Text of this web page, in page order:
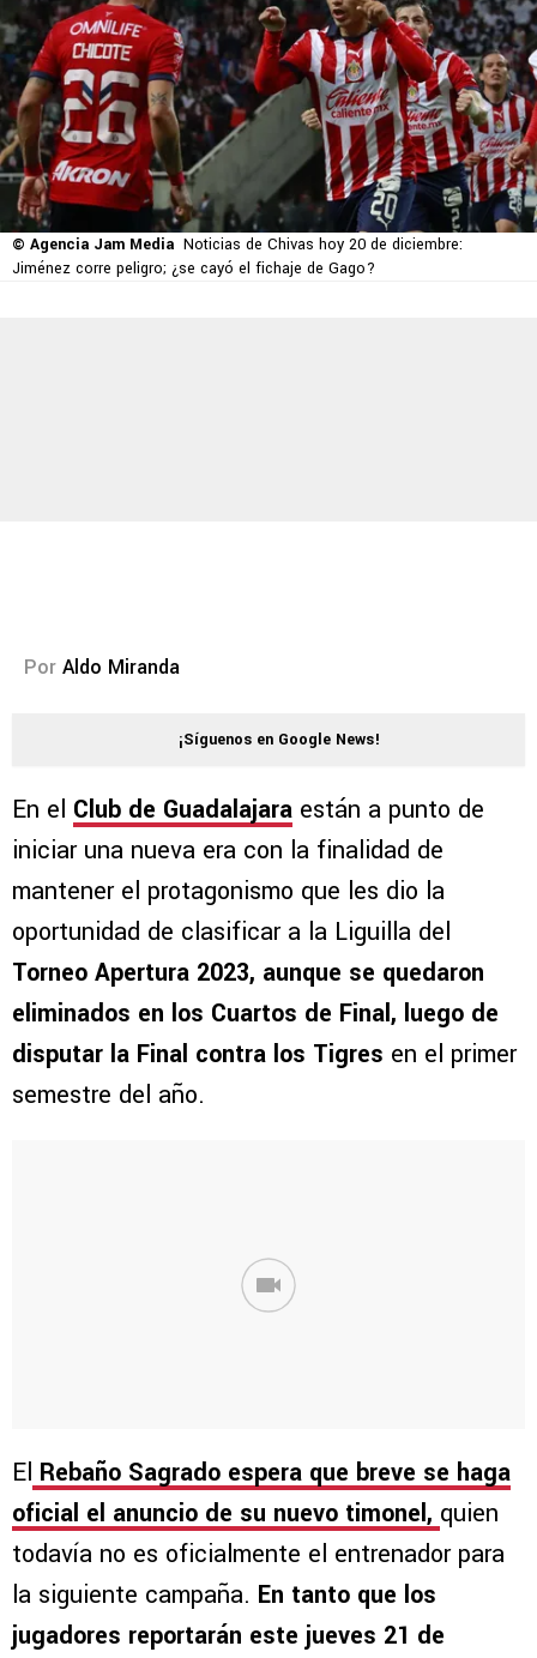
© Agencia Jam Media Noticias de Chivas hoy 20 de diciembre:
Jiménez corre peligro; ¿se cayó el fichaje de Gago?
Por Aldo Miranda
¡Síguenos en Google News!
En el Club de Guadalajara están a punto de
iniciar una nueva era con la finalidad de
mantener el protagonismo que les dio la
oportunidad de clasificar a la Liguilla del
Torneo Apertura 2023, aunque se quedaron
eliminados en los Cuartos de Final, luego de
disputar la Final contra los Tigres en el primer
semestre del año.
El Rebaño Sagrado espera que breve se haga
oficial el anuncio de su nuevo timonel, quien
todavía no es oficialmente el entrenador para
la siguiente campaña. En tanto que los
jugadores reportarán este jueves 21 de